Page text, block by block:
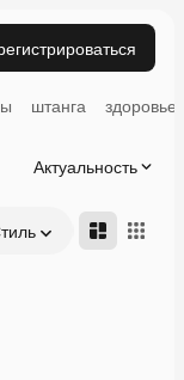
штанга здоровье
Актуальность
Адвансд